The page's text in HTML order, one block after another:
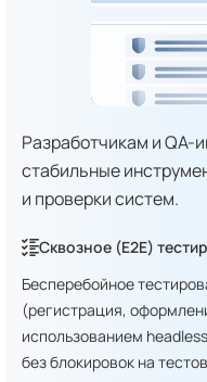
Разработчикам и
стабильные
и проверки систем.
Сквозное (E2E)
Бесперебойное
(регистрация,
использованием
без блокировок на